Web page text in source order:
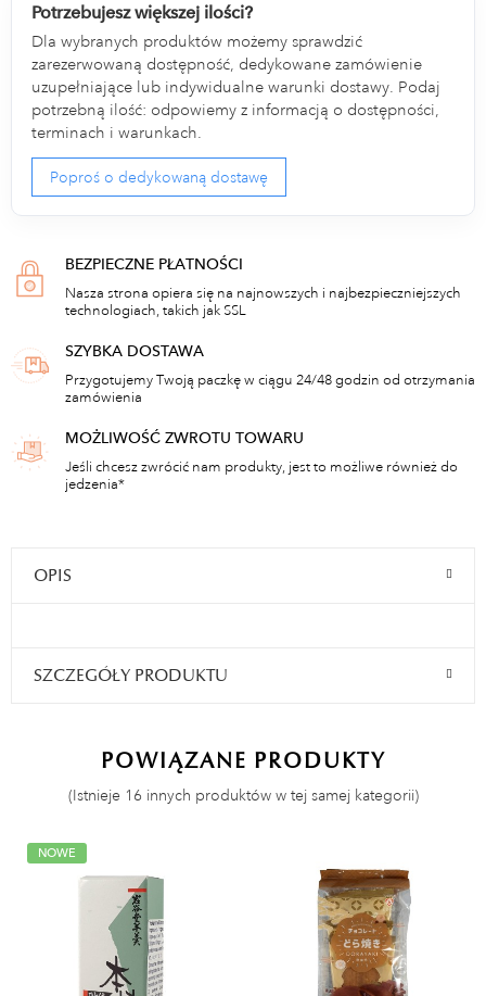
Potrzebujesz większej ilości?
Dla wybranych produktów możemy sprawdzić
zarezerwowaną dostępność, dedykowane zamówienie
uzupełniające lub indywidualne warunki dostawy. Podaj
potrzebną ilość: odpowiemy z informacją o dostępności,
terminach i warunkach.
Poproś o dedykowaną dostawę
BEZPIECZNE PŁATNOŚCI
Nasza strona opiera się na najnowszych i najbezpieczniejszych
technologiach, takich jak SSL
SZYBKA DOSTAWA
Przygotujemy Twoją paczkę w ciągu 24/48 godzin od otrzymania
zamówienia
MOŻLIWOŚĆ ZWROTU TOWARU
Jeśli chcesz zwrócić nam produkty, jest to możliwe również do
jedzenia*
OPIS
SZCZEGÓŁY PRODUKTU
POWIĄZANE PRODUKTY
(Istnieje 16 innych produktów w tej samej kategorii)
NOWE